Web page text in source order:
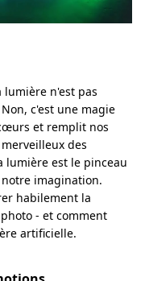
lumière n'est pas
c'est une magie
et remplit nos
des
lumière est le pinceau
imagination.
habilement la
- et comment
artificielle.